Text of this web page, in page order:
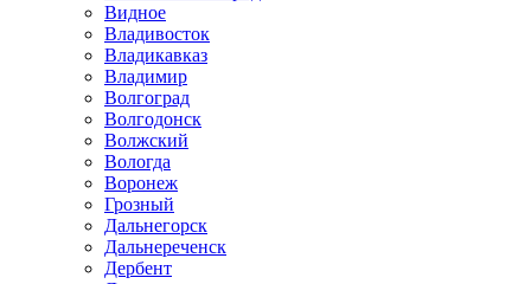
Видное
Владивосток
Владикавказ
Владимир
Волгоград
Волгодонск
Волжский
Вологда
Воронеж
Грозный
Дальнегорск
Дальнереченск
Дербент